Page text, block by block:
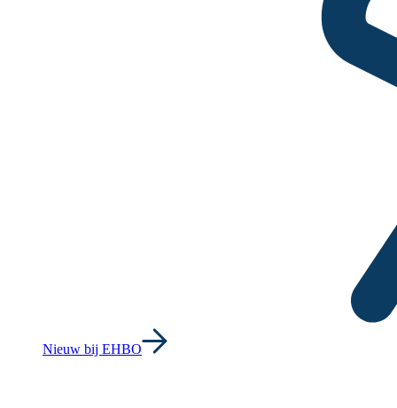
Nieuw bij EHBO